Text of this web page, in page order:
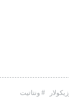
# ونتاتیت